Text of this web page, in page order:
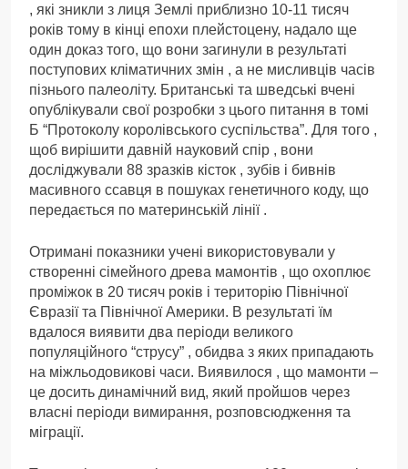
, які зникли з лиця Землі приблизно 10-11 тисяч
років тому в кінці епохи плейстоцену, надало ще
один доказ того, що вони загинули в результаті
поступових кліматичних змін , а не мисливців часів
пізнього палеоліту. Британські та шведські вчені
опублікували свої розробки з цього питання в томі
Б “Протоколу королівського суспільства”. Для того ,
щоб вирішити давній науковий спір , вони
досліджували 88 зразків кісток , зубів і бивнів
масивного ссавця в пошуках генетичного коду, що
передається по материнській лінії .
Отримані показники учені використовували у
створенні сімейного древа мамонтів , що охоплює
проміжок в 20 тисяч років і територію Північної
Євразії та Північної Америки. В результаті їм
вдалося виявити два періоди великого
популяційного “струсу” , обидва з яких припадають
на міжльодовикові часи. Виявилося , що мамонти –
це досить динамічний вид, який пройшов через
власні періоди вимирання, розповсюдження та
міграції.